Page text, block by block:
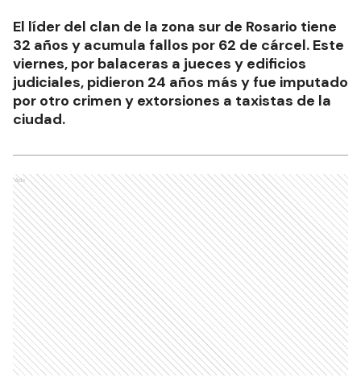
El líder del clan de la zona sur de Rosario tiene
32 años y acumula fallos por 62 de cárcel. Este
viernes, por balaceras a jueces y edificios
judiciales, pidieron 24 años más y fue imputado
por otro crimen y extorsiones a taxistas de la
ciudad.
Ads